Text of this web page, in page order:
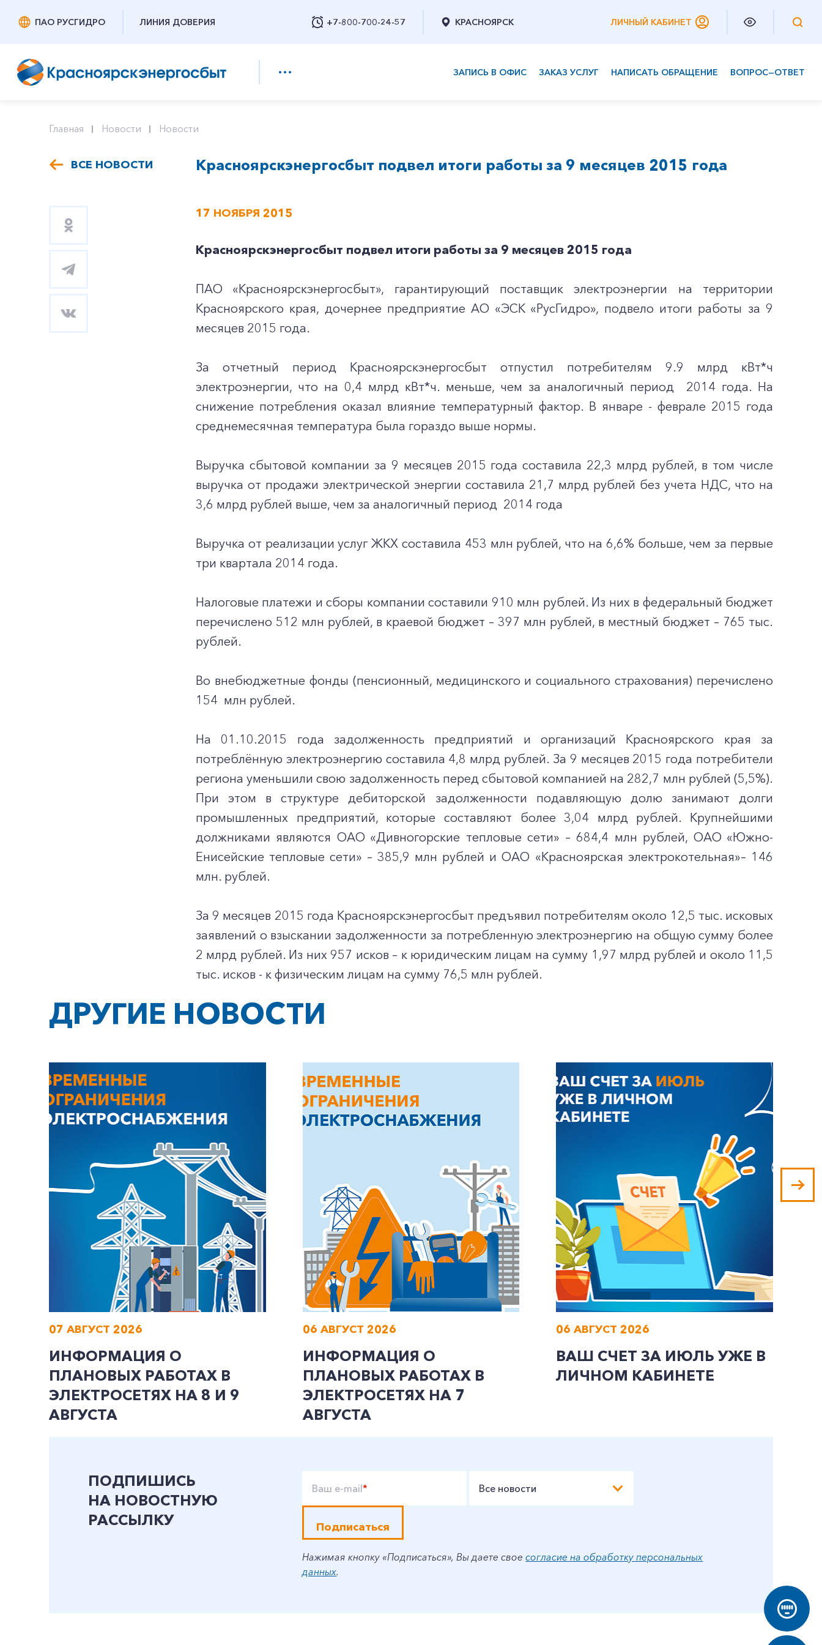
ПАО РУСГИДРО ЛИНИЯ ДОВЕРИЯ +7-800-700-24-57
Заказать обратный звонок
КРАСНОЯРСК ЛИЧНЫЙ КАБИНЕТ
ЗАПИСЬ В ОФИС ЗАКАЗ УСЛУГ НАПИСАТЬ ОБРАЩЕНИЕ ВОПРОС—ОТВЕТ
+7-800-700-24-57
Частным клиентам
Главная Новости Новости
ВСЕ НОВОСТИ Красноярскэнергосбыт подвел итоги работы за 9 месяцев 2015 года
17 НОЯБРЯ 2015
Красноярскэнергосбыт подвел итоги работы за 9 месяцев 2015 года
ПАО «Красноярскэнергосбыт», гарантирующий поставщик электроэнергии на территории
Красноярского края, дочернее предприятие АО «ЭСК «РусГидро», подвело итоги работы за 9
месяцев 2015 года.
За отчетный период Красноярскэнергосбыт отпустил потребителям 9.9 млрд кВт*ч
электроэнергии, что на 0,4 млрд кВт*ч. меньше, чем за аналогичный период 2014 года. На
снижение потребления оказал влияние температурный фактор. В январе - феврале 2015 года
среднемесячная температура была гораздо выше нормы.
Выручка сбытовой компании за 9 месяцев 2015 года составила 22,3 млрд рублей, в том числе
выручка от продажи электрической энергии составила 21,7 млрд рублей без учета НДС, что на
3,6 млрд рублей выше, чем за аналогичный период 2014 года
Выручка от реализации услуг ЖКХ составила 453 млн рублей, что на 6,6% больше, чем за первые
три квартала 2014 года.
Налоговые платежи и сборы компании составили 910 млн рублей. Из них в федеральный бюджет
перечислено 512 млн рублей, в краевой бюджет – 397 млн рублей, в местный бюджет – 765 тыс.
рублей.
Во внебюджетные фонды (пенсионный, медицинского и социального страхования) перечислено
154 млн рублей.
На 01.10.2015 года задолженность предприятий и организаций Красноярского края за
потреблённую электроэнергию составила 4,8 млрд рублей. За 9 месяцев 2015 года потребители
региона уменьшили свою задолженность перед сбытовой компанией на 282,7 млн рублей (5,5%).
При этом в структуре дебиторской задолженности подавляющую долю занимают долги
промышленных предприятий, которые составляют более 3,04 млрд рублей. Крупнейшими
должниками являются ОАО «Дивногорские тепловые сети» – 684,4 млн рублей, ОАО «Южно-
Енисейские тепловые сети» – 385,9 млн рублей и ОАО «Красноярская электрокотельная»– 146
млн. рублей.
За 9 месяцев 2015 года Красноярскэнергосбыт предъявил потребителям около 12,5 тыс. исковых
заявлений о взыскании задолженности за потребленную электроэнергию на общую сумму более
2 млрд рублей. Из них 957 исков – к юридическим лицам на сумму 1,97 млрд рублей и около 11,5
тыс. исков - к физическим лицам на сумму 76,5 млн рублей.
ДРУГИЕ НОВОСТИ
07 АВГУСТ 2026
ИНФОРМАЦИЯ О
ПЛАНОВЫХ РАБОТАХ В
ЭЛЕКТРОСЕТЯХ НА 8 И 9
АВГУСТА
06 АВГУСТ 2026
ИНФОРМАЦИЯ О
ПЛАНОВЫХ РАБОТАХ В
ЭЛЕКТРОСЕТЯХ НА 7
АВГУСТА
06 АВГУСТ 2026
ВАШ СЧЕТ ЗА ИЮЛЬ УЖЕ В
ЛИЧНОМ КАБИНЕТЕ
ПОДПИШИСЬ
НА НОВОСТНУЮ
РАССЫЛКУ
Ваш e-mail* Все новости
Подписаться
Нажимая кнопку «Подписаться», Вы даете своесогласие на обработку персональных
данных.